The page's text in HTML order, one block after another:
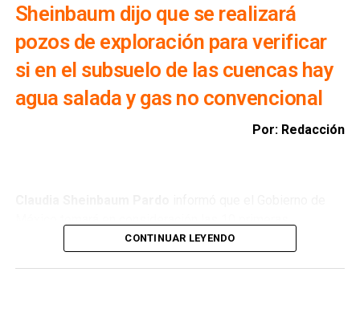
Sheinbaum dijo que se realizará
pozos de exploración para verificar
si en el subsuelo de las cuencas hay
agua salada y gas no convencional
Por: Redacción
conclusiones preliminares del Comité de Científicos y
CONTINUAR LEYENDO